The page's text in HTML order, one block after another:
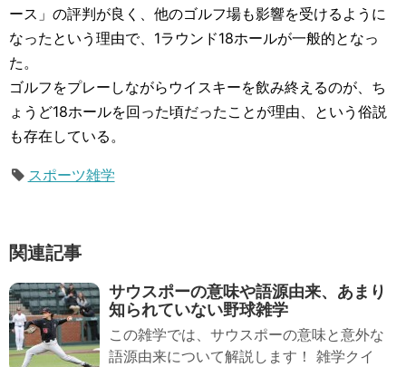
ース」の評判が良く、他のゴルフ場も影響を受けるように
なったという理由で、1ラウンド18ホールが一般的となっ
た。
ゴルフをプレーしながらウイスキーを飲み終えるのが、ち
ょうど18ホールを回った頃だったことが理由、という俗説
も存在している。
スポーツ雑学
関連記事
サウスポーの意味や語源由来、あまり
知られていない野球雑学
この雑学では、サウスポーの意味と意外な
語源由来について解説します！ 雑学クイ